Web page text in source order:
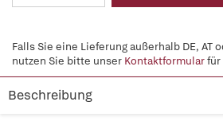
Falls Sie eine Lieferung außerhalb DE, AT
nutzen Sie bitte unser Kontaktformularfür
Beschreibung